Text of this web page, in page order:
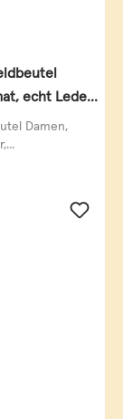
echt Leder,
Damen,